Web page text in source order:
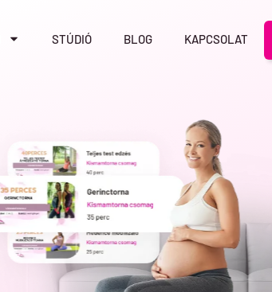
STÚDIÓ BLOG KAPCSOLAT